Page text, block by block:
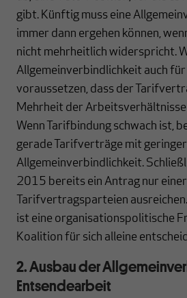
gibt. Künftig muss eine
immer dann ergehen können,
nicht mehrheitlich widerspricht.
Allgemeinverbindlichkeit auch
voraussetzen, dass der
Mehrheit der
Wenn Tarifbindung schwach ist,
gerade Tarifverträge mit
Allgemeinverbindlichkeit.
2015 bereits ein Antrag nur
Tarifvertragsparteien
ist eine organisationspolitische
Koalition für sich alleine
2. Ausbau der
Entsendearbeit